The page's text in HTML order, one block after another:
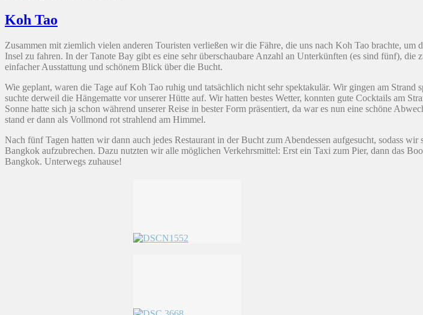
Koh Tao
Zusammen mit ziemlich vielen anderen Touristen verließen wir die Fähre, die uns nach Koh Tao brachte,
Insel zu fahren. In der Tanote Bay gibt es eine sehr überschaubare Anzahl an Unterkünften (es sind fünf),
einfacher Ausstattung und schönem Blick über die Bucht.
Wie geplant, waren die Tage auf Koh Tao ruhig und tatsächlich nicht sehr spektakulär. Wir gingen am
suchte derweil die Hängematte vor unserer Hütte auf. Wir hatten bestes Wetter, konnten gute Cocktails am
Sonne hatte sich ja schon während unserer Reise in bester Form präsentiert, da war es nun eine schöne
stand er dann als Vollmond rot strahlend am Himmel.
Nach fünf Tagen hatten wir dann auch jedes Restaurant in der Bucht zum Abendessen aufgesucht, sodass
Bangkok aufzubrechen. Dazu nutzten wir alle möglichen Verkehrsmittel: Erst ein Taxi zum Pier, dann das
Bangkok. Unterwegs zuhause!